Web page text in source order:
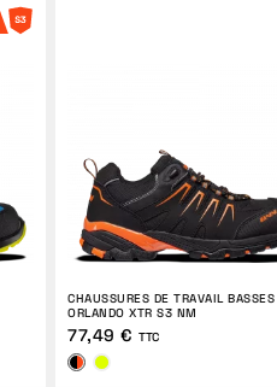
CHAUSSURES DE TRAVAIL BASSES
ORLANDO XTR S3 NM
77,49 € TTC